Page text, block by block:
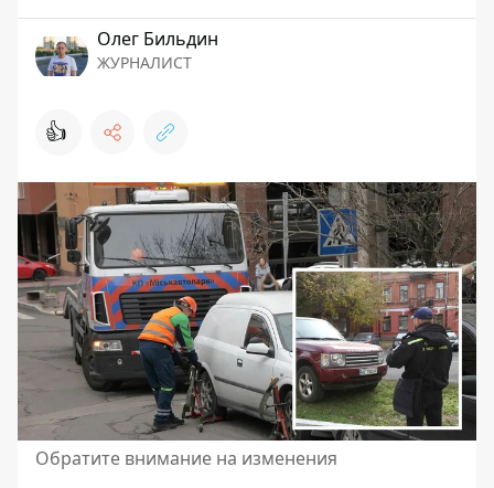
Олег Бильдин
ЖУРНАЛИСТ
👍
Обратите внимание на изменения